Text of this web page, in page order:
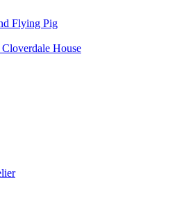
Flying Pig
House